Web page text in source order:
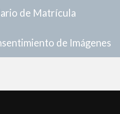
de Matrícula
de Imágenes